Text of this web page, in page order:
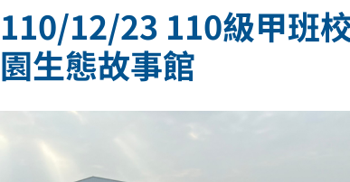
110/12/23 110級甲班
園生態故事館